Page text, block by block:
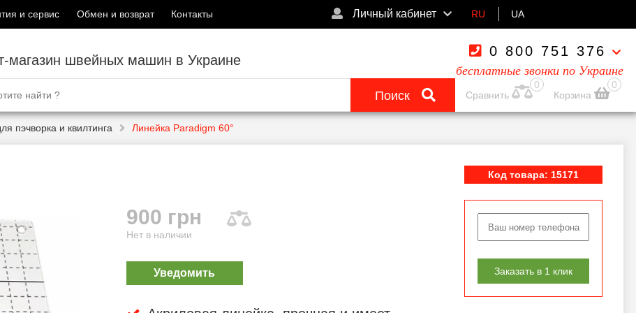
и сервис Обмен и возврат Контакты Личный кабинет RU UA
магазин швейных машин в Украине
0 800 751 376
бесплатные звонки по Украине
Поиск
0
Сравнить
0
Корзина
пэчворка и квилтинга Линейка Paradigm 60°
900 грн
Нет в наличии
Уведомить
Код товара: 15171
Заказать в 1 клик